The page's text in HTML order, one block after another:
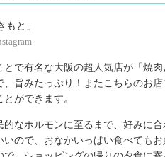
で有名な大阪の超人気店が「焼
旨みたっぷり！またこちらのお
ができます。
なホルモンに至るまで、好みに
ので、おなかいっぱい食べても